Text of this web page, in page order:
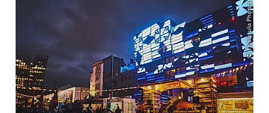
© ThisIsJulia Photography